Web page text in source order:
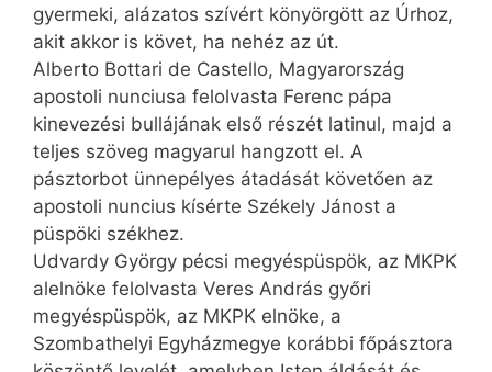
gyermeki, alázatos szívért könyörgött az Úrhoz,
akit akkor is követ, ha nehéz az út.
Alberto Bottari de Castello, Magyarország
apostoli nunciusa felolvasta Ferenc pápa
kinevezési bullájának első részét latinul, majd a
teljes szöveg magyarul hangzott el. A
pásztorbot ünnepélyes átadását követően az
apostoli nuncius kísérte Székely Jánost a
püspöki székhez.
Udvardy György pécsi megyéspüspök, az MKPK
alelnöke felolvasta Veres András győri
megyéspüspök, az MKPK elnöke, a
Szombathelyi Egyházmegye korábbi főpásztora